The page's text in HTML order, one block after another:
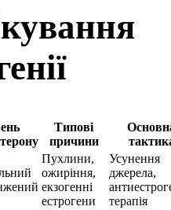
Типові
причини
Пухлини,
ожиріння,
екзогенні
естрогени
Усунення
джерела,
терапія